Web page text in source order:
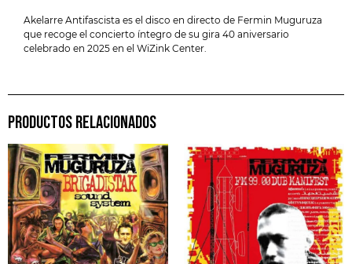
Akelarre Antifascista es el disco en directo de Fermin Muguruza
que recoge el concierto íntegro de su gira 40 aniversario
celebrado en 2025 en el WiZink Center.
PRODUCTOS RELACIONADOS